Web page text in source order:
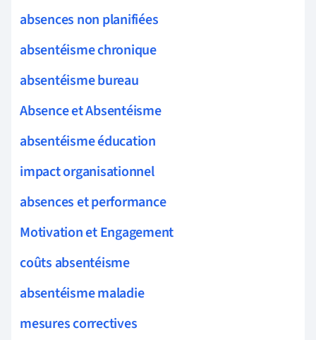
absences non planifiées
absentéisme chronique
absentéisme bureau
Absence et Absentéisme
absentéisme éducation
impact organisationnel
absences et performance
Motivation et Engagement
coûts absentéisme
absentéisme maladie
mesures correctives